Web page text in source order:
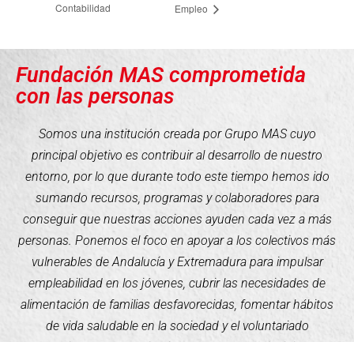
Contabilidad
Empleo
Fundación MAS comprometida
con las personas
Somos una institución creada por Grupo MAS cuyo
principal objetivo es contribuir al desarrollo de nuestro
entorno, por lo que durante todo este tiempo hemos ido
sumando recursos, programas y colaboradores para
conseguir que nuestras acciones ayuden cada vez a más
personas. Ponemos el foco en apoyar a los colectivos más
vulnerables de Andalucía y Extremadura para impulsar
empleabilidad en los jóvenes, cubrir las necesidades de
alimentación de familias desfavorecidas, fomentar hábitos
de vida saludable en la sociedad y el voluntariado